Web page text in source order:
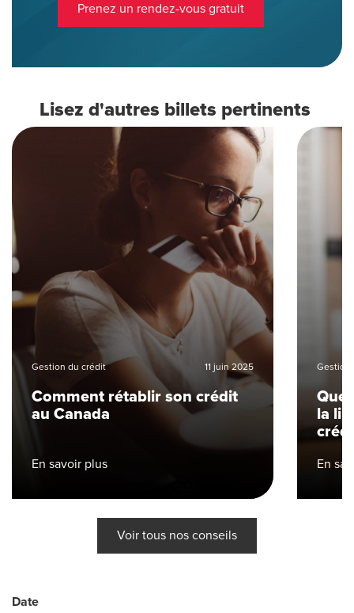
Prenez un rendez-vous gratuit
Lisez d'autres billets pertinents
Gestion du crédit 11 juin 2025
Comment rétablir son crédit
au Canada
En savoir plus
Gestion
Que
la
En
Voir tous nos conseils
Date